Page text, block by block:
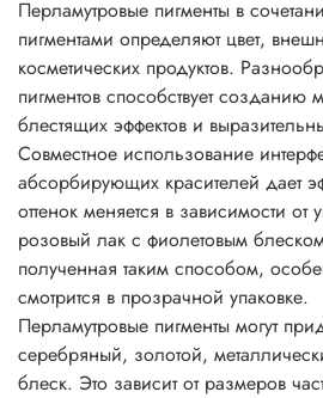
блеск.
Основные характеристики
• физиологически безопасны;
• не растворимы в воде,
щелочами;
• негорючие вещества;
• устойчивы до 800°C;
• устойчивы к УФ;
• превосходно сочетаются с
• устойчивы к растворителям;
• легко смешиваются друг с
эффекты искрящегося типа;
• легко диспергируются во всех
Перламутровые пигменты в
пигментами определяют цвет,
косметических продуктов.
пигментов способствует созданию
блестящих эффектов и
Совместное использование
абсорбирующих красителей дает
оттенок меняется в зависимости
розовый лак с фиолетовым
полученная таким способом,
смотрится в прозрачной упаковке.
Перламутровые пигменты могут
серебряный, золотой,
блеск. Это зависит от размеров